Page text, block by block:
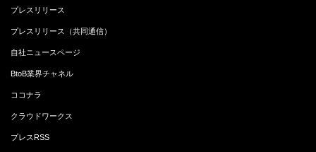
プレスリリース
プレスリリース（共同通信）
自社ニュースページ
BtoB業界チャネル
ココナラ
クラウドワークス
プレスRSS